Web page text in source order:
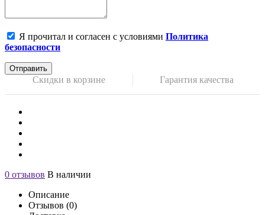
Я прочитал и согласен с условиями Политика
безопасности
Отправить
Скидки в корзине Гарантия качества
0 отзывов В наличии
Описание
Отзывов (0)